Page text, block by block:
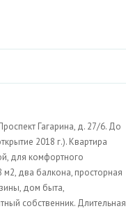
Гагарина, д. 27/6. До
2018 г.). Квартира
для комфортного
два балкона, просторная
дом быта,
собственник. Длительная